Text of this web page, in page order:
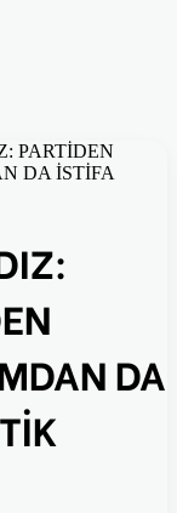
PARTİDEN
DA İSTİFA
DA